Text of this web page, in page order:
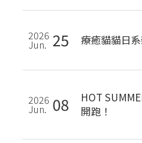
2026
Jun. 25 療癒貓貓日
2026
Jun. 08
HOT
開跑！